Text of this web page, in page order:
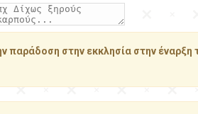
παράδοση στην εκκλησία στην έναρξη